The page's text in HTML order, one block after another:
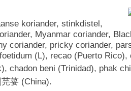
koriander, stinkdistel,
Myanmar coriander,
coriander, pricky coriander,
(L), recao (Puerto Rico),
chadon beni (Trinidad), phak
荽 (China).